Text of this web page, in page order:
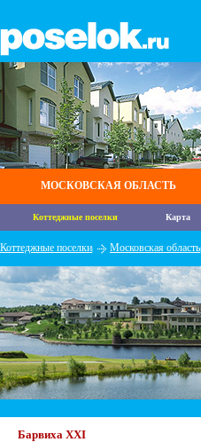
МОСКОВСКАЯ ОБЛАСТЬ
Коттеджные поселки Карта
Коттеджные поселки Московская область
Барвиха XXI